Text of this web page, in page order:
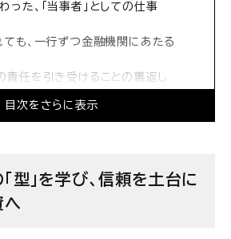
目次をさらに表示
った、「当事者」としての仕事
も、一行ずつ金融機関にあたる
責任を引き受けることの裏返し
場は動かない。「好かれながら、な
えるかが大切
型」を学び、信頼を土台に
へ